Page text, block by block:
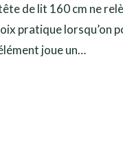
de lit 160 cm ne
pratique lorsqu’on
joue un…